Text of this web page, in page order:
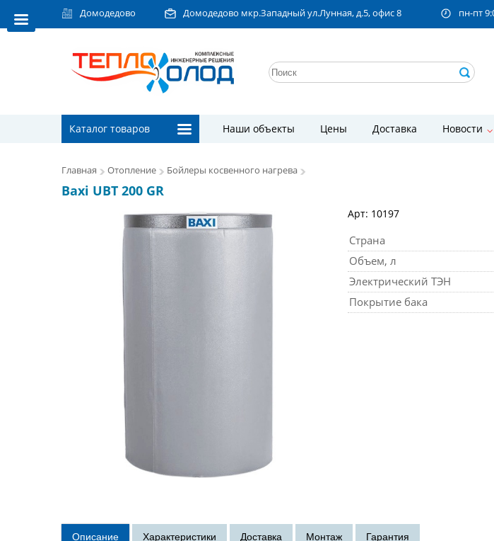
Домодедово Домодедово мкр.Западный ул.Лунная, д.5, офис 8 пн-пт
Каталог товаров Наши объекты Цены Доставка Новости
Главная Отопление Бойлеры косвенного нагрева
Baxi UBT 200 GR
Арт: 10197
Страна
Объем, л
Электрический ТЭН
Покрытие бака